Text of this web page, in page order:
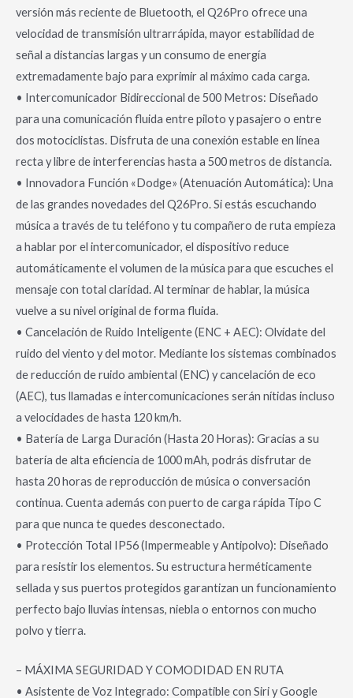
versión más reciente de Bluetooth, el Q26Pro ofrece una
velocidad de transmisión ultrarrápida, mayor estabilidad de
señal a distancias largas y un consumo de energía
extremadamente bajo para exprimir al máximo cada carga.
• Intercomunicador Bidireccional de 500 Metros: Diseñado
para una comunicación fluida entre piloto y pasajero o entre
dos motociclistas. Disfruta de una conexión estable en línea
recta y libre de interferencias hasta a 500 metros de distancia.
• Innovadora Función «Dodge» (Atenuación Automática): Una
de las grandes novedades del Q26Pro. Si estás escuchando
música a través de tu teléfono y tu compañero de ruta empieza
a hablar por el intercomunicador, el dispositivo reduce
automáticamente el volumen de la música para que escuches el
mensaje con total claridad. Al terminar de hablar, la música
vuelve a su nivel original de forma fluida.
• Cancelación de Ruido Inteligente (ENC + AEC): Olvídate del
ruido del viento y del motor. Mediante los sistemas combinados
de reducción de ruido ambiental (ENC) y cancelación de eco
(AEC), tus llamadas e intercomunicaciones serán nítidas incluso
a velocidades de hasta 120 km/h.
• Batería de Larga Duración (Hasta 20 Horas): Gracias a su
batería de alta eficiencia de 1000 mAh, podrás disfrutar de
hasta 20 horas de reproducción de música o conversación
continua. Cuenta además con puerto de carga rápida Tipo C
para que nunca te quedes desconectado.
• Protección Total IP56 (Impermeable y Antipolvo): Diseñado
para resistir los elementos. Su estructura herméticamente
sellada y sus puertos protegidos garantizan un funcionamiento
perfecto bajo lluvias intensas, niebla o entornos con mucho
polvo y tierra.
– MÁXIMA SEGURIDAD Y COMODIDAD EN RUTA
• Asistente de Voz Integrado: Compatible con Siri y Google